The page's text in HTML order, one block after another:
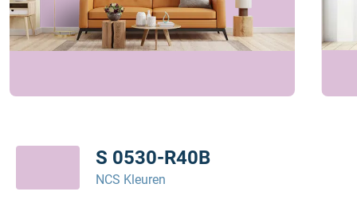
S 0530-R40B
NCS Kleuren